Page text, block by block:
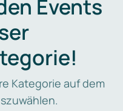
Events
Kategorie auf dem